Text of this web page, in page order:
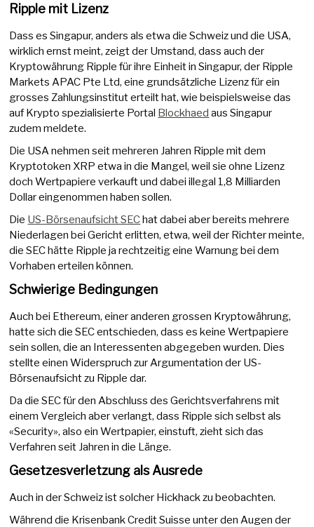
Ripple mit Lizenz
Dass es Singapur, anders als etwa die Schweiz und die USA,
wirklich ernst meint, zeigt der Umstand, dass auch der
Kryptowährung Ripple für ihre Einheit in Singapur, der Ripple
Markets APAC Pte Ltd, eine grundsätzliche Lizenz für ein
grosses Zahlungsinstitut erteilt hat, wie beispielsweise das
auf Krypto spezialisierte Portal Blockhaed aus Singapur
zudem meldete.
Die USA nehmen seit mehreren Jahren Ripple mit dem
Kryptotoken XRP etwa in die Mangel, weil sie ohne Lizenz
doch Wertpapiere verkauft und dabei illegal 1,8 Milliarden
Dollar eingenommen haben sollen.
Die US-Börsenaufsicht SEChat dabei aber bereits mehrere
Niederlagen bei Gericht erlitten, etwa, weil der Richter meinte,
die SEC hätte Ripple ja rechtzeitig eine Warnung bei dem
Vorhaben erteilen können.
Schwierige Bedingungen
Auch bei Ethereum, einer anderen grossen Kryptowährung,
hatte sich die SEC entschieden, dass es keine Wertpapiere
sein sollen, die an Interessenten abgegeben wurden. Dies
stellte einen Widerspruch zur Argumentation der US-
Börsenaufsicht zu Ripple dar.
Da die SEC für den Abschluss des Gerichtsverfahrens mit
einem Vergleich aber verlangt, dass Ripple sich selbst als
«Security», also ein Wertpapier, einstuft, zieht sich das
Verfahren seit Jahren in die Länge.
Gesetzesverletzung als Ausrede
Auch in der Schweiz ist solcher Hickhack zu beobachten.
Während die Krisenbank Credit Suisse unter den Augen der